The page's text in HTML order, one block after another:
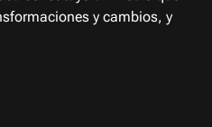
y cambios, y